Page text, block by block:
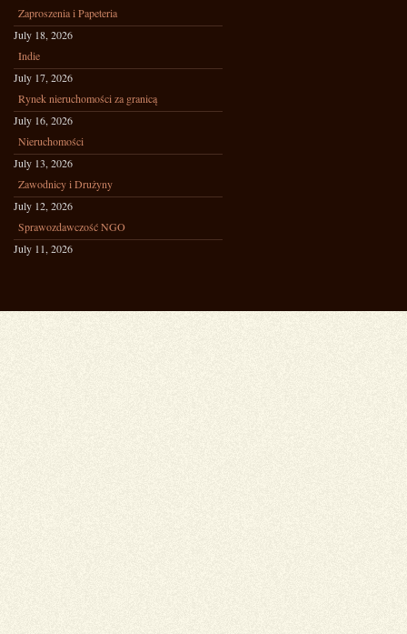
Zaproszenia i Papeteria
July 18, 2026
Indie
July 17, 2026
Rynek nieruchomości za granicą
July 16, 2026
Nieruchomości
July 13, 2026
Zawodnicy i Drużyny
July 12, 2026
Sprawozdawczość NGO
July 11, 2026